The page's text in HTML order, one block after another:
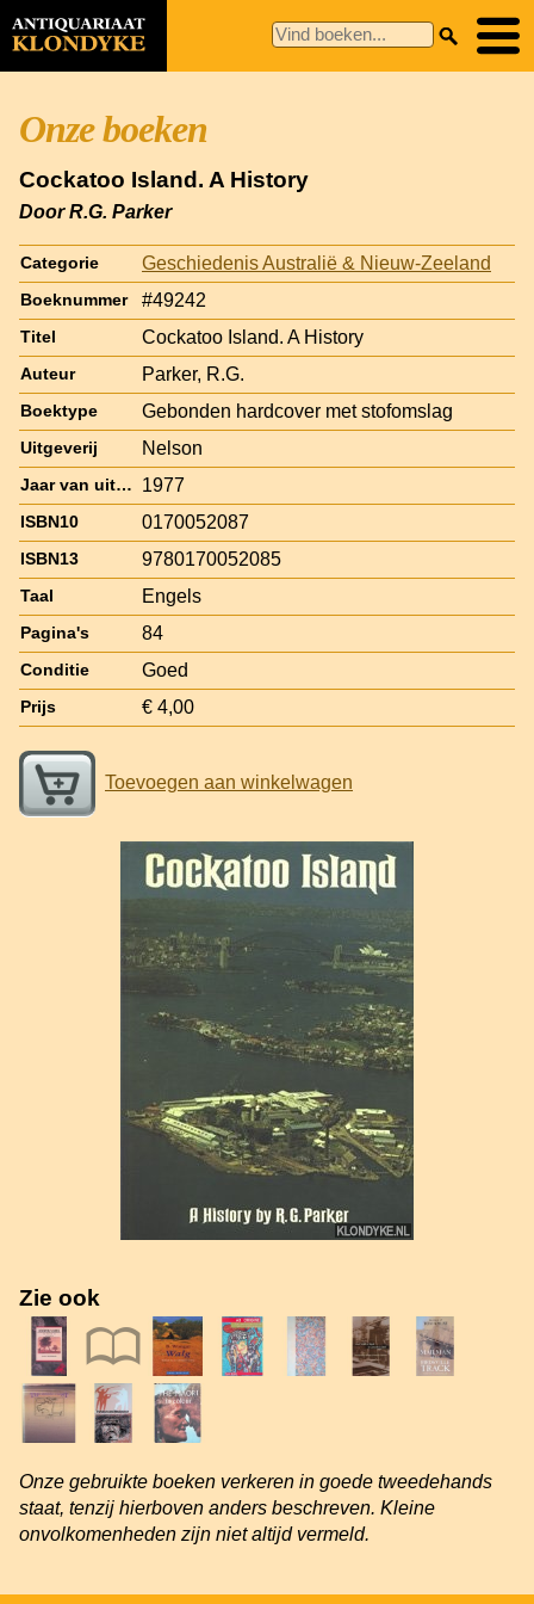
Onze boeken
Cockatoo Island. A History
Door R.G. Parker
Categorie Geschiedenis Australië & Nieuw-Zeeland
Boeknummer #49242
Titel Cockatoo Island. A History
Auteur Parker, R.G.
Boektype Gebonden hardcover met stofomslag
Uitgeverij Nelson
Jaar van uitgave 1977
ISBN10 0170052087
ISBN13 9780170052085
Taal Engels
Pagina's 84
Conditie Goed
Prijs € 4,00
Toevoegen aan winkelwagen
Zie ook
Onze gebruikte boeken verkeren in goede tweedehands
staat, tenzij hierboven anders beschreven. Kleine
onvolkomenheden zijn niet altijd vermeld.